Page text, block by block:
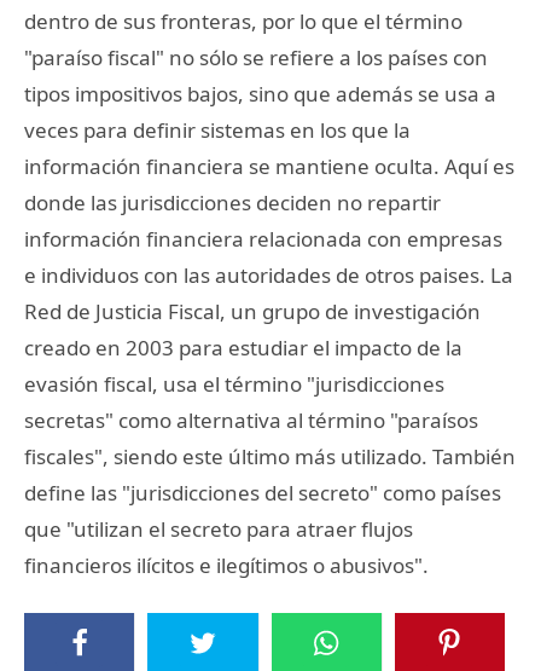
dentro de sus fronteras, por lo que el término
"paraíso fiscal" no sólo se refiere a los países con
tipos impositivos bajos, sino que además se usa a
veces para definir sistemas en los que la
información financiera se mantiene oculta. Aquí es
donde las jurisdicciones deciden no repartir
información financiera relacionada con empresas
e individuos con las autoridades de otros paises. La
Red de Justicia Fiscal, un grupo de investigación
creado en 2003 para estudiar el impacto de la
evasión fiscal, usa el término "jurisdicciones
secretas" como alternativa al término "paraísos
fiscales", siendo este último más utilizado. También
define las "jurisdicciones del secreto" como países
que "utilizan el secreto para atraer flujos
financieros ilícitos e ilegítimos o abusivos".